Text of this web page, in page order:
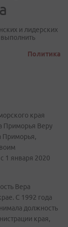
и лидерских
выполнить
Политика
края
Приморья Веру
Приморья,
1 января 2020
Вера
С 1992 года
должность
края,